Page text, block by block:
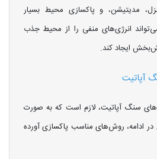
مدیتیشن، و پاکسازی محیط بسیار
انرژی‌های منفی را از محیط جذب
ایجاد کند.
آپاتیت
سنگ آپاتیت، لازم است که به صورت
در ادامه، روش‌های مناسب پاکسازی آورده